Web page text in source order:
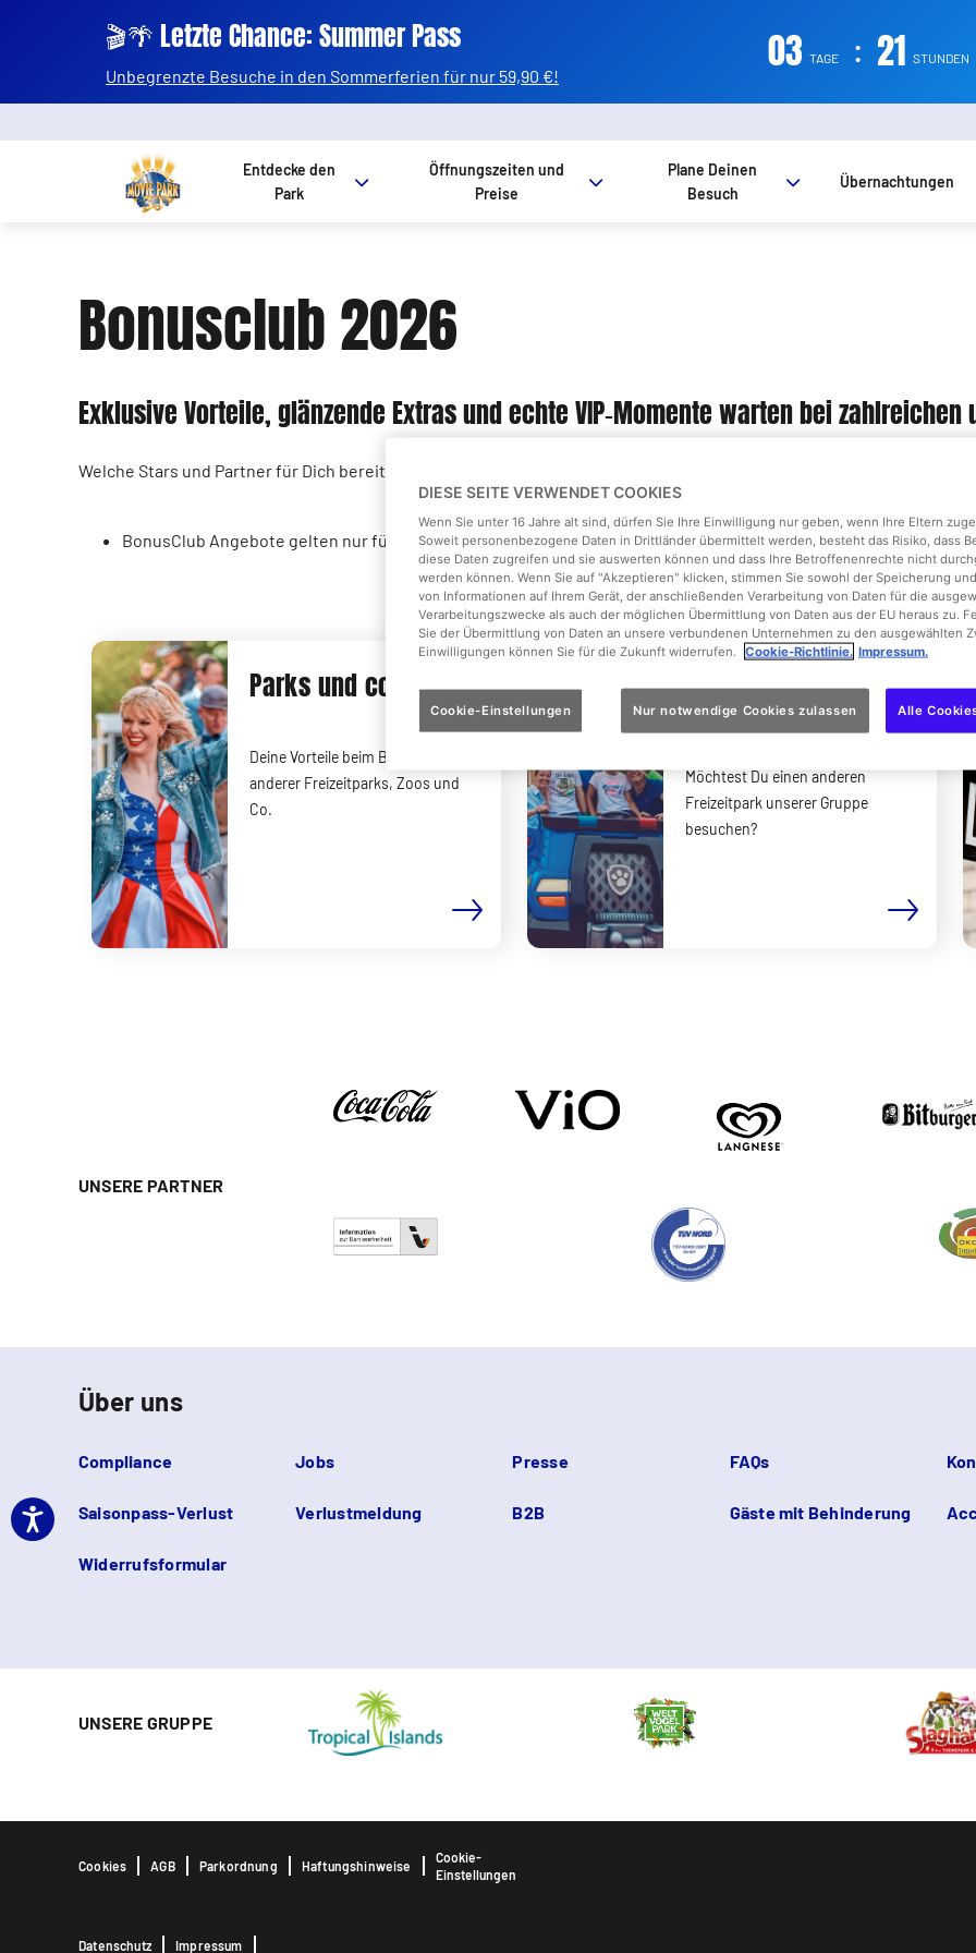
🎬🌴 Letzte Chance: Summer Pass
Unbegrenzte Besuche in den Sommerferien für nur 59,90 €! 03 TAGE : 21 STUNDEN
Entdecke den
Park
Öffnungszeiten und
Preise
Plane Deinen
Besuch
Übernachtungen
Bonusclub 2026
Exklusive Vorteile, glänzende Extras und echte VIP‑Momente warten bei
Welche Stars und Partner für Dich bereitstehen? Entdecke sie hier:
BonusClub Angebote gelten nur für den Saisonpass Platin und den Saisonpass Gold
Parks und co.
Deine Vorteile beim Besuch
anderer Freizeitparks, Zoos und
Co.
Parks unserer
Gruppe
Möchtest Du einen anderen
Freizeitpark unserer Gruppe
besuchen?
UNSERE PARTNER
Über uns
Compliance Jobs Presse FAQs
Saisonpass-Verlust Verlustmeldung B2B Gäste mit Behinderung
Widerrufsformular
UNSERE GRUPPE
Cookies AGB Parkordnung Haftungshinweise
Cookie-
Einstellungen
Datenschutz Impressum
DIESE SEITE VERWENDET COOKIES
Wenn Sie unter 16 Jahre alt sind, dürfen Sie Ihre Einwilligung nur geben, wenn Ihre Eltern
Soweit personenbezogene Daten in Drittländer übermittelt werden, besteht das Risiko, dass
diese Daten zugreifen und sie auswerten können und dass Ihre Betroffenenrechte nicht
werden können. Wenn Sie auf "Akzeptieren" klicken, stimmen Sie sowohl der Speicherung
von Informationen auf Ihrem Gerät, der anschließenden Verarbeitung von Daten für die
Verarbeitungszwecke als auch der möglichen Übermittlung von Daten aus der EU heraus zu.
Sie der Übermittlung von Daten an unsere verbundenen Unternehmen zu den ausgewählten
Einwilligungen können Sie für die Zukunft widerrufen.
Cookie-Richtlinie. Impressum.
Cookie-Einstellungen Nur notwendige Cookies zulassen Alle